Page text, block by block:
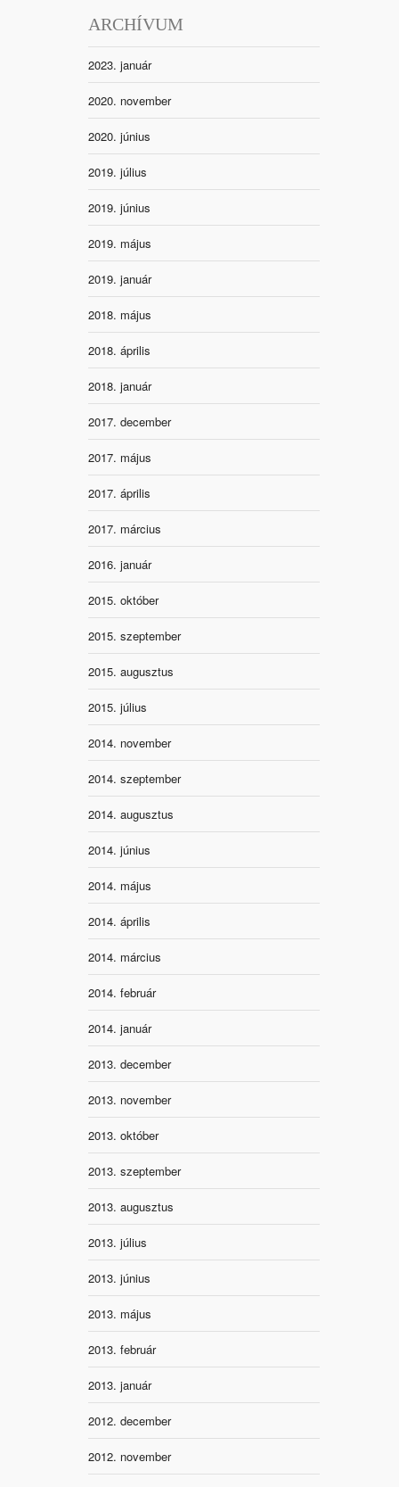
ARCHÍVUM
2023. január
2020. november
2020. június
2019. július
2019. június
2019. május
2019. január
2018. május
2018. április
2018. január
2017. december
2017. május
2017. április
2017. március
2016. január
2015. október
2015. szeptember
2015. augusztus
2015. július
2014. november
2014. szeptember
2014. augusztus
2014. június
2014. május
2014. április
2014. március
2014. február
2014. január
2013. december
2013. november
2013. október
2013. szeptember
2013. augusztus
2013. július
2013. június
2013. május
2013. február
2013. január
2012. december
2012. november